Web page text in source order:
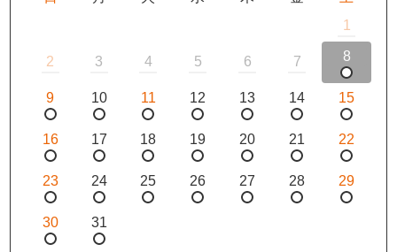
1
2 3 4 5 6 7 8
9 10 11 12 13 14 15
16 17 18 19 20 21 22
23 24 25 26 27 28 29
30 31